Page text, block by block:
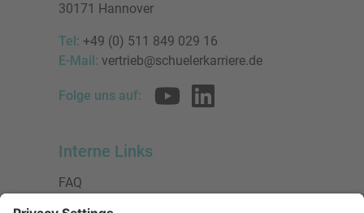
30171 Hannover
Tel: +49 (0) 511 849 029 16
E-Mail: vertrieb@schuelerkarriere.de
Folge uns auf:
Interne Links
FAQ